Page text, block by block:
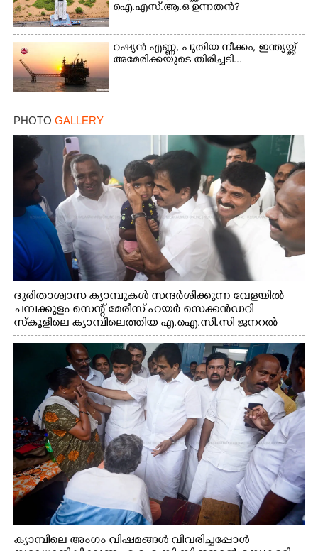
ഐ.എസ്.ആ.ഒ ഉന്നതൻ?
റഷ്യൻ എണ്ണ, പുതിയ നീക്കം, ഇന്ത്യയ്ക്ക്
അമേരിക്കയുടെ തിരിച്ചടി...
PHOTO GALLERY
ദുരിതാശ്വാസ ക്യാമ്പുകൾ സന്ദർശിക്കുന്ന വേളയിൽ
ചമ്പക്കുളം സെന്റ് മേരീസ് ഹയർ സെക്കൻഡറി
സ്കൂളിലെ ക്യാമ്പിലെത്തിയ എ.ഐ.സി.സി ജനറൽ
സെക്രട്ടറി കെ.സി വേണുഗോപാൽ എം.പി കുരുന്നിനെ
എടുത്ത് ലാളിച്ചപ്പോൾ. സഹകരണ-എക്സൈസ്
വകുപ്പ് മന്ത്രി എം. ലിജു, കൃഷിവകുപ്പ് മന്ത്രി ടി. സിദ്ദിഖ്,
റെജി ചെറിയാൻ എം. എൽ. എ എന്നിവർ സമീപം
ക്യാമ്പിലെ അംഗം വിഷമങ്ങൾ വിവരിച്ചപ്പോൾ